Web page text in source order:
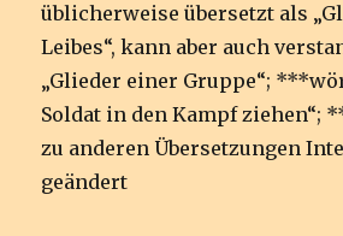
üblicherweise übersetzt als
Leibes“, kann aber auch
„Glieder einer Gruppe“;
Soldat in den Kampf ziehen“;
zu anderen Übersetzungen
geändert